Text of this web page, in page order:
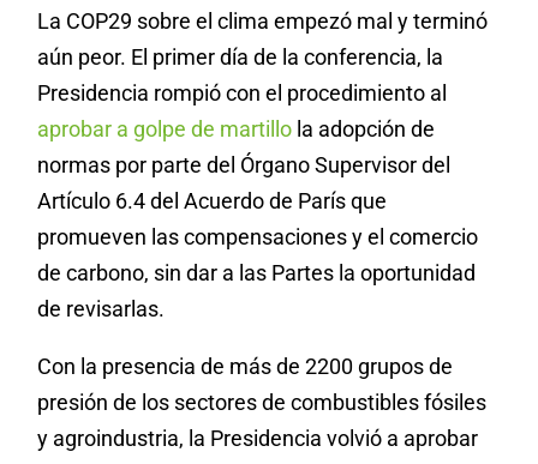
La COP29 sobre el clima empezó mal y terminó
aún peor. El primer día de la conferencia, la
Presidencia rompió con el procedimiento al
aprobar a golpe de martillo la adopción de
normas por parte del Órgano Supervisor del
Artículo 6.4 del Acuerdo de París que
promueven las compensaciones y el comercio
de carbono, sin dar a las Partes la oportunidad
de revisarlas.
Con la presencia de más de 2200 grupos de
presión de los sectores de combustibles fósiles
y agroindustria, la Presidencia volvió a aprobar